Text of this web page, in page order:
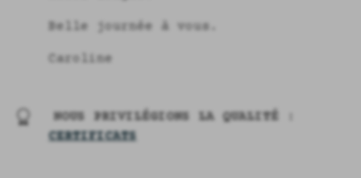
Belle journée à vous.
Caroline
NOUS PRIVILÉGIONS LA QUALITÉ :
CERTIFICATS